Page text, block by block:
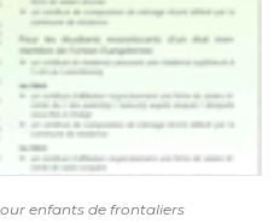
enfants de frontaliers